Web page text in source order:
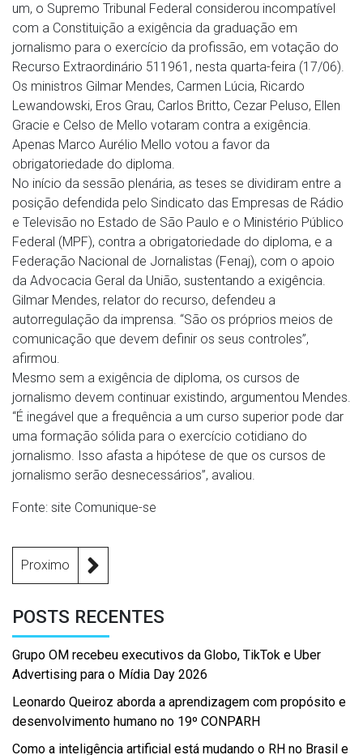
um, o Supremo Tribunal Federal considerou incompatível
com a Constituição a exigência da graduação em
jornalismo para o exercício da profissão, em votação do
Recurso Extraordinário 511961, nesta quarta-feira (17/06).
Os ministros Gilmar Mendes, Carmen Lúcia, Ricardo
Lewandowski, Eros Grau, Carlos Britto, Cezar Peluso, Ellen
Gracie e Celso de Mello votaram contra a exigência.
Apenas Marco Aurélio Mello votou a favor da
obrigatoriedade do diploma.
No início da sessão plenária, as teses se dividiram entre a
posição defendida pelo Sindicato das Empresas de Rádio
e Televisão no Estado de São Paulo e o Ministério Público
Federal (MPF), contra a obrigatoriedade do diploma, e a
Federação Nacional de Jornalistas (Fenaj), com o apoio
da Advocacia Geral da União, sustentando a exigência.
Gilmar Mendes, relator do recurso, defendeu a
autorregulação da imprensa. “São os próprios meios de
comunicação que devem definir os seus controles”,
afirmou.
Mesmo sem a exigência de diploma, os cursos de
jornalismo devem continuar existindo, argumentou Mendes.
“É inegável que a frequência a um curso superior pode dar
uma formação sólida para o exercício cotidiano do
jornalismo. Isso afasta a hipótese de que os cursos de
jornalismo serão desnecessários”, avaliou.
Fonte: site Comunique-se
Proximo
POSTS RECENTES
Grupo OM recebeu executivos da Globo, TikTok e Uber
Advertising para o Mídia Day 2026
Leonardo Queiroz aborda a aprendizagem com propósito e
desenvolvimento humano no 19º CONPARH
Como a inteligência artificial está mudando o RH no Brasil e